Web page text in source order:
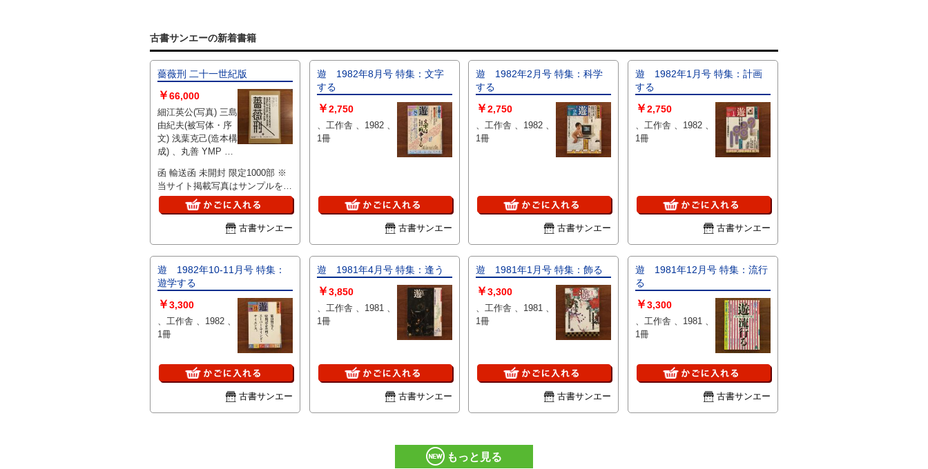
古書サンエーの新着書籍
薔薇刑 二十一世紀版
￥66,000
細江英公(写真) 三島
由紀夫(被写体・序
文) 浅葉克己(造本構
成) 、丸善 YMP 、
函 輸送函 未開封 限定1000部 ※
当サイト掲載写真はサンプルを使
用しています。
古書サンエー
遊 1982年8月号 特集：文字
する
￥2,750
、工作舎 、1982 、
1冊
古書サンエー
遊 1982年2月号 特集：科学
する
￥2,750
、工作舎 、1982 、
1冊
古書サンエー
遊 1982年1月号 特集：計画
する
￥2,750
、工作舎 、1982 、
1冊
古書サンエー
遊 1982年10-11月号 特集：
遊学する
￥3,300
、工作舎 、1982 、
1冊
古書サンエー
遊 1981年4月号 特集：逢う
￥3,850
、工作舎 、1981 、
1冊
古書サンエー
遊 1981年1月号 特集：飾る
￥3,300
、工作舎 、1981 、
1冊
古書サンエー
遊 1981年12月号 特集：流行
る
￥3,300
、工作舎 、1981 、
1冊
古書サンエー
もっと見る